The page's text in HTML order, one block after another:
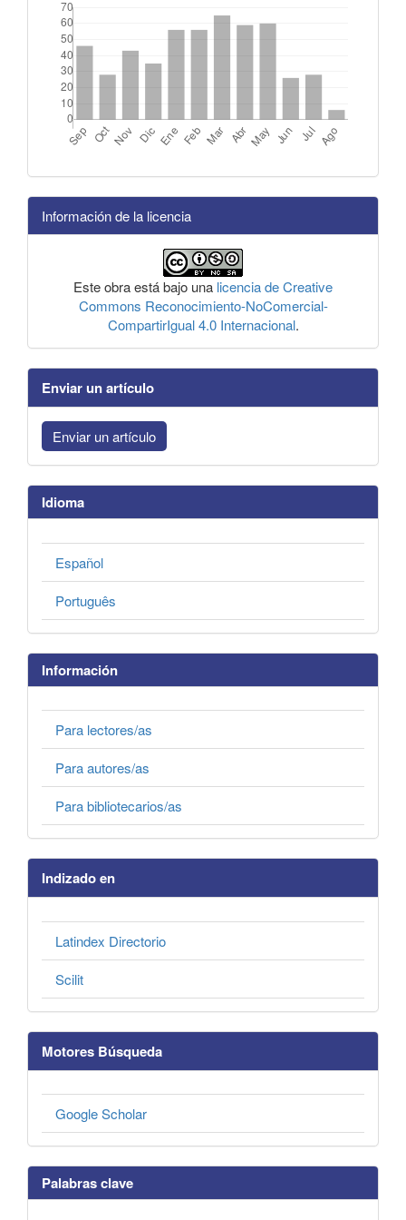
Información de la licencia
Este obra está bajo una licencia de Creative
Commons Reconocimiento-NoComercial-
CompartirIgual 4.0 Internacional.
Enviar un artículo
Enviar un artículo
Idioma
Español
Português
Información
Para lectores/as
Para autores/as
Para bibliotecarios/as
Indizado en
Latindex Directorio
Scilit
Motores Búsqueda
Google Scholar
Palabras clave